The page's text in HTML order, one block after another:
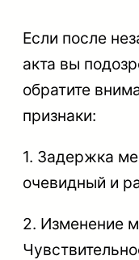
Если после
акта вы
обратите
признаки:
1. Задержка
очевидный и
2. Изменение